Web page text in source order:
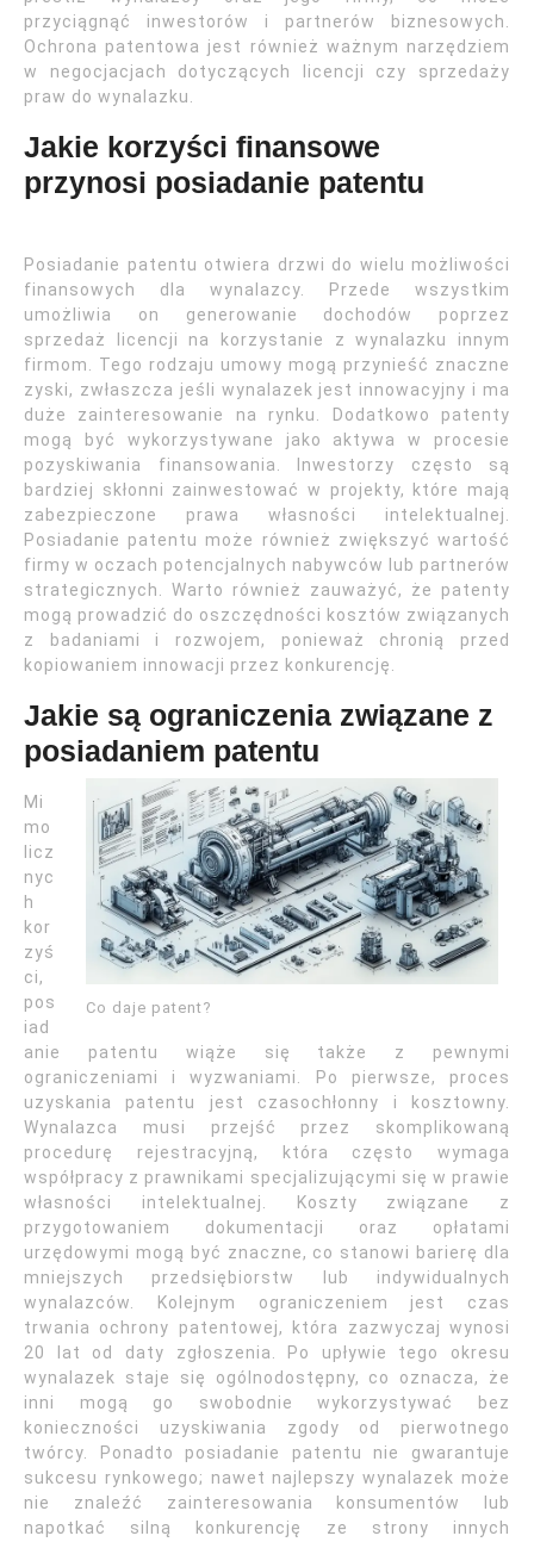
przyciągnąć inwestorów i partnerów biznesowych.
Ochrona patentowa jest również ważnym narzędziem
w negocjacjach dotyczących licencji czy sprzedaży
praw do wynalazku.
Jakie korzyści finansowe
przynosi posiadanie patentu
Posiadanie patentu otwiera drzwi do wielu możliwości
finansowych dla wynalazcy. Przede wszystkim
umożliwia on generowanie dochodów poprzez
sprzedaż licencji na korzystanie z wynalazku innym
firmom. Tego rodzaju umowy mogą przynieść znaczne
zyski, zwłaszcza jeśli wynalazek jest innowacyjny i ma
duże zainteresowanie na rynku. Dodatkowo patenty
mogą być wykorzystywane jako aktywa w procesie
pozyskiwania finansowania. Inwestorzy często są
bardziej skłonni zainwestować w projekty, które mają
zabezpieczone prawa własności intelektualnej.
Posiadanie patentu może również zwiększyć wartość
firmy w oczach potencjalnych nabywców lub partnerów
strategicznych. Warto również zauważyć, że patenty
mogą prowadzić do oszczędności kosztów związanych
z badaniami i rozwojem, ponieważ chronią przed
kopiowaniem innowacji przez konkurencję.
Jakie są ograniczenia związane z
posiadaniem patentu
Co daje patent?
Mi
mo
licz
nyc
h
kor
zyś
ci,
pos
iad
anie patentu wiąże się także z pewnymi
ograniczeniami i wyzwaniami. Po pierwsze, proces
uzyskania patentu jest czasochłonny i kosztowny.
Wynalazca musi przejść przez skomplikowaną
procedurę rejestracyjną, która często wymaga
współpracy z prawnikami specjalizującymi się w prawie
własności intelektualnej. Koszty związane z
przygotowaniem dokumentacji oraz opłatami
urzędowymi mogą być znaczne, co stanowi barierę dla
mniejszych przedsiębiorstw lub indywidualnych
wynalazców. Kolejnym ograniczeniem jest czas
trwania ochrony patentowej, która zazwyczaj wynosi
20 lat od daty zgłoszenia. Po upływie tego okresu
wynalazek staje się ogólnodostępny, co oznacza, że
inni mogą go swobodnie wykorzystywać bez
konieczności uzyskiwania zgody od pierwotnego
twórcy. Ponadto posiadanie patentu nie gwarantuje
sukcesu rynkowego; nawet najlepszy wynalazek może
nie znaleźć zainteresowania konsumentów lub
napotkać silną konkurencję ze strony innych